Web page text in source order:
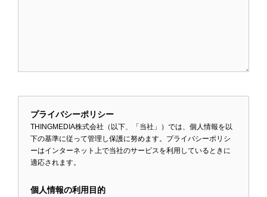
プライバシーポリシー
THINGMEDIA株式会社（以下、「当社」）では、個人情報を以
下の基準に従って管理し保護に努めます。プライバシーポリシ
ーはインターネット上で当社のサービスを利用しているときに
適応されます。
個人情報の利用目的